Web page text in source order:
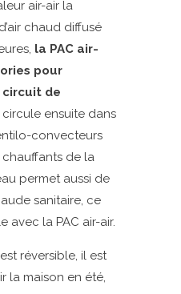
air-air la
chaud diffusé
la PAC air-
pour
circuit de
ensuite dans
convecteurs
de la
permet aussi de
sanitaire, ce
avec la PAC air-air.
réversible, il est
la maison en été,